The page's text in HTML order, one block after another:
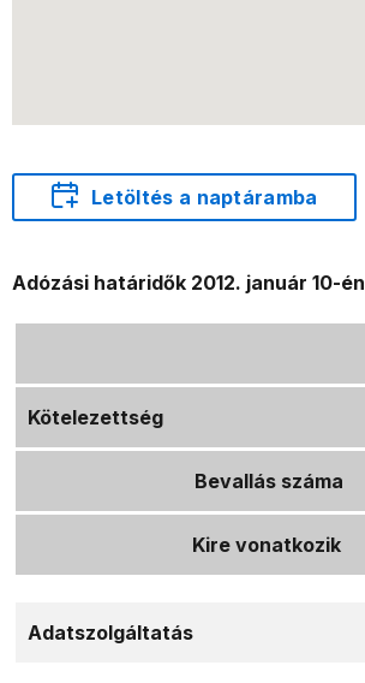
Letöltés a naptáramba
Adózási határidők 2012. január 10-én
Kötelezettség
Bevallás száma
Kire vonatkozik
Adatszolgáltatás